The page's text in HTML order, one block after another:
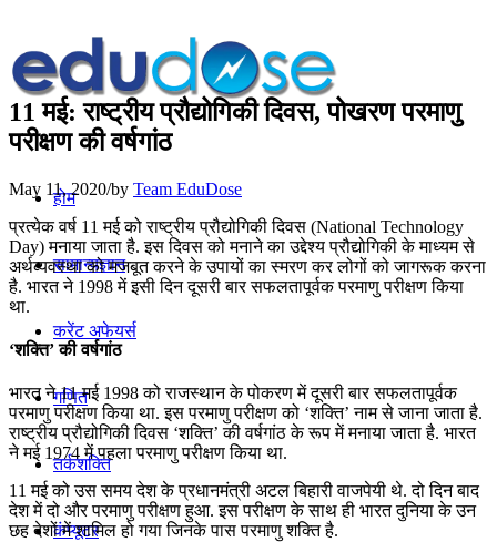
होम
सामान्यज्ञान
करेंट अफेयर्स
गणित
तर्कशक्ति
कंप्यूटर
11 मई: राष्ट्रीय प्रौद्योगिकी दिवस, पोखरण परमाणु
परीक्षण की वर्षगांठ
May 11, 2020/by Team EduDose
प्रत्येक वर्ष 11 मई को राष्ट्रीय प्रौद्योगिकी दिवस (National Technology
Day) मनाया जाता है. इस दिवस को मनाने का उद्देश्य प्रौद्योगिकी के माध्यम से
अर्थव्यवस्था को मजबूत करने के उपायों का स्‍मरण कर लोगों को जागरूक करना
है. भारत ने 1998 में इसी दिन दूसरी बार सफलतापूर्वक परमाणु परीक्षण किया
था.
‘शक्ति’ की वर्षगांठ
भारत ने 11 मई 1998 को राजस्थान के पोकरण में दूसरी बार सफलतापूर्वक
परमाणु परीक्षण किया था. इस परमाणु परीक्षण को ‘शक्ति’ नाम से जाना जाता है.
राष्ट्रीय प्रौद्योगिकी दिवस ‘शक्ति’ की वर्षगांठ के रूप में मनाया जाता है. भारत
ने मई 1974 में पहला परमाणु परीक्षण किया था.
11 मई को उस समय देश के प्रधानमंत्री अटल बिहारी वाजपेयी थे. दो दिन बाद
देश में दो और परमाणु परीक्षण हुआ. इस परीक्षण के साथ ही भारत दुनिया के उन
छह देशों में शामिल हो गया जिनके पास परमाणु शक्ति है.